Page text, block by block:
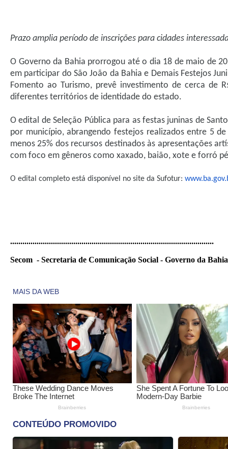
Prazo amplia período de inscrições para cidades
O Governo da Bahia prorrogou até o dia 18 de maio de
em participar do São João da Bahia e Demais Festejos
Fomento ao Turismo, prevê investimento de cerca de
diferentes territórios de identidade do estado.
O edital de Seleção Pública para as festas juninas de
por município, abrangendo festejos realizados entre 5
menos 25% dos recursos destinados às apresentações
com foco em gêneros como xaxado, baião, xote e forró
O edital completo está disponível no site da Sufotur:
....................................................................................................
Secom - Secretaria de Comunicação Social - Governo da Bahia